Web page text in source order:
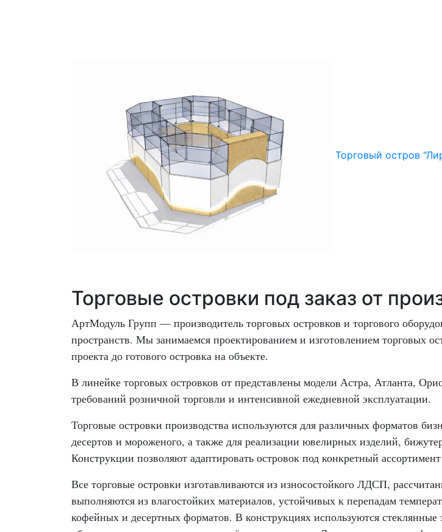
Торговый остров
Торговые островки под заказ от
АртМодуль Групп — производитель торговых островков и торгового
пространств. Мы занимаемся проектированием и изготовлением торговых
проекта до готового островка на объекте.
В линейке торговых островков от представлены модели Астра, Атланта,
требований розничной торговли и интенсивной ежедневной эксплуатации.
Торговые островки производства используются для различных форматов
десертов и мороженого, а также для реализации ювелирных изделий,
Конструкции позволяют адаптировать островок под конкретный
Все торговые островки изготавливаются из износостойкого ЛДСП,
выполняются из влагостойких материалов, устойчивых к перепадам
кофейных и десертных форматов. В конструкциях используются